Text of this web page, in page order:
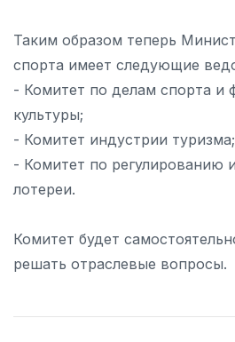
Таким образом теперь
спорта имеет следующие
- Комитет по делам спорта и
культуры;
- Комитет индустрии туризма;
- Комитет по регулированию
лотереи.
Комитет будет
решать отраслевые вопросы.